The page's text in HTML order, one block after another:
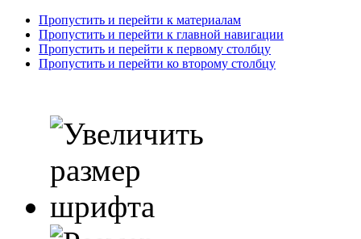
Пропустить и перейти к материалам
Пропустить и перейти к главной навигации
Пропустить и перейти к первому столбцу
Пропустить и перейти ко второму столбцу